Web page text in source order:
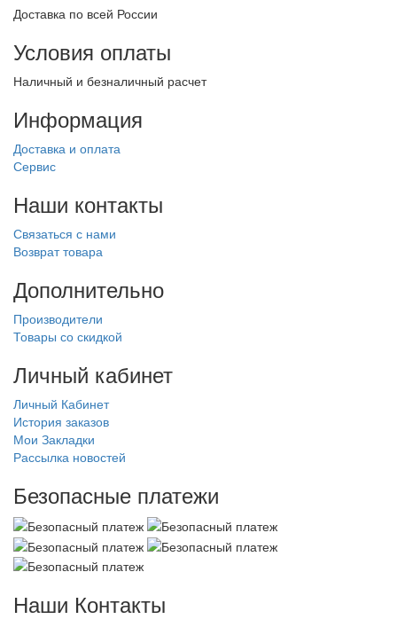
Доставка по всей России
Условия оплаты
Наличный и безналичный расчет
Информация
Доставка и оплата
Сервис
Наши контакты
Связаться с нами
Возврат товара
Дополнительно
Производители
Товары со скидкой
Личный кабинет
Личный Кабинет
История заказов
Мои Закладки
Рассылка новостей
Безопасные платежи
Наши Контакты